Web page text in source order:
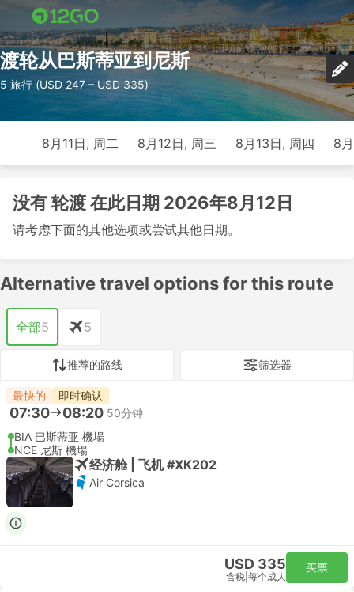
渡轮从巴斯蒂亚到尼斯
5 旅行 (USD 247 – USD 335)
8月11日, 周二 8月12日, 周三 8月13日, 周四 8
没有 轮渡 在此日期 2026年8月12日
请考虑下面的其他选项或尝试其他日期。
Alternative travel options for this route
全部5 5
推荐的路线 筛选器
最快的 即时确认
07:30 08:20 50分钟
BIA 巴斯蒂亚 機場
NCE 尼斯 機場
经济舱 | 飞机 #XK202
Air Corsica
USD 335
含税 每个成人
买票